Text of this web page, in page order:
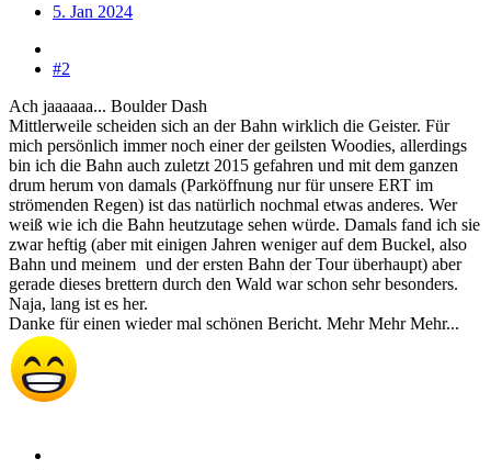
5. Jan 2024
#2
Ach jaaaaaa... Boulder Dash
Mittlerweile scheiden sich an der Bahn wirklich die Geister. Für
mich persönlich immer noch einer der geilsten Woodies, allerdings
bin ich die Bahn auch zuletzt 2015 gefahren und mit dem ganzen
drum herum von damals (Parköffnung nur für unsere ERT im
strömenden Regen) ist das natürlich nochmal etwas anderes. Wer
weiß wie ich die Bahn heutzutage sehen würde. Damals fand ich sie
zwar heftig (aber mit einigen Jahren weniger auf dem Buckel, also
Bahn und meinem und der ersten Bahn der Tour überhaupt) aber
gerade dieses brettern durch den Wald war schon sehr besonders.
Naja, lang ist es her.
Danke für einen wieder mal schönen Bericht. Mehr Mehr Mehr...